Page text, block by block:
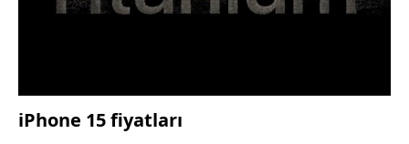
iPhone 15 fiyatları